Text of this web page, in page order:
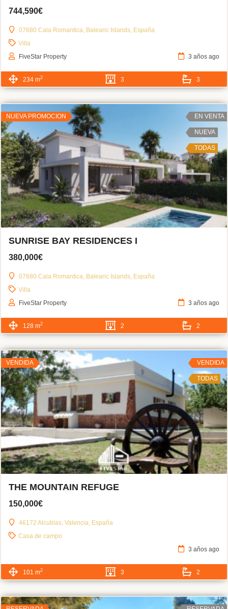
744,590€
07680 Cala Romantica, Balearic Islands, España
Villa
FiveStar Property
3 años ago
234 m2 3 3
NUEVA PROMOCION EN VENTA
NUEVA
TODAS
SUNRISE BAY RESIDENCES I
380,000€
07680 Cala Romantica, Balearic Islands, España
Villa
FiveStar Property
3 años ago
128 m2 2 2
VENDIDA VENDIDA
TODAS
THE MOUNTAIN REFUGE
150,000€
46172 Alcublas, Valencia, España
Casa de campo
3 años ago
101 m2 3 2